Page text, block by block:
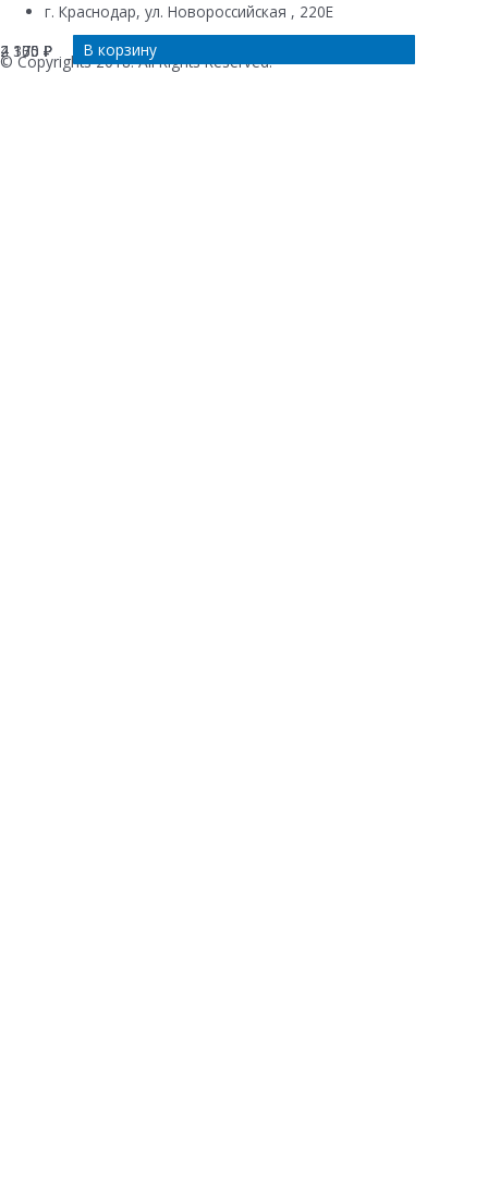
2 130 ₽ В корзину
Подробнее
4 375 ₽ В корзину
2 100 ₽ В корзину
г. Краснодар, ул. Новороссийская , 220Е
© Copyrights 2018. All Rights Reserved.